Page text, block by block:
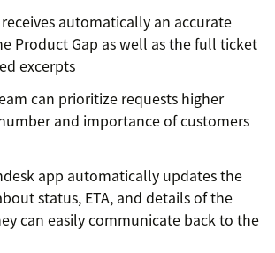
automatically an accurate
Product Gap as well as the full ticket
excerpts
can prioritize requests higher
and importance of customers
app automatically updates the
status, ETA, and details of the
can easily communicate back to the